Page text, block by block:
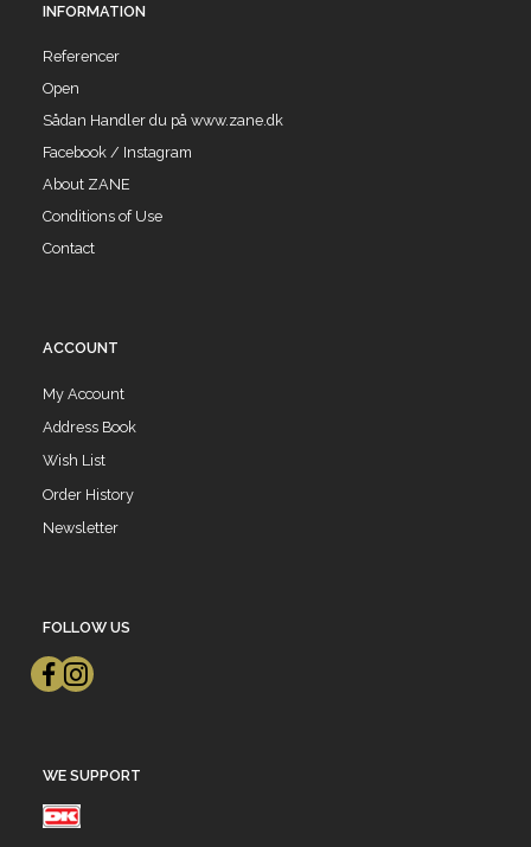
INFORMATION
Referencer
Open
Sådan Handler du på www.zane.dk
Facebook / Instagram
About ZANE
Conditions of Use
Contact
ACCOUNT
My Account
Address Book
Wish List
Order History
Newsletter
FOLLOW US
WE SUPPORT